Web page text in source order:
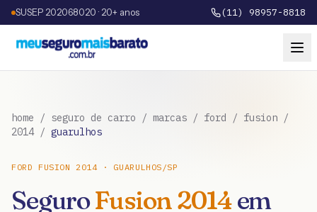
SUSEP 202068020 · 20+ anos (11) 98957-8818
home / seguro de carro / marcas / ford / fusion /
2014/ guarulhos
FORD FUSION 2014· GUARULHOS /SP
SeguroFusion2014em